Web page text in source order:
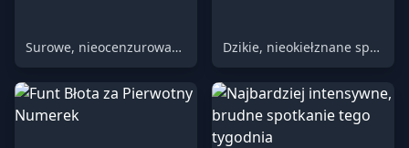
Surowe, nieocenzurowane spotkanie (Pełny widok z boku, wersja niecięta) Dzikie, nieokiełznane spotkanie